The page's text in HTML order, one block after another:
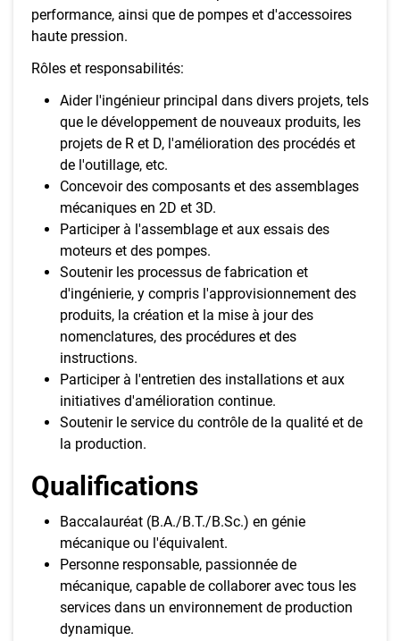
performance, ainsi que de pompes et d'accessoires
haute pression.
Rôles et responsabilités:
Aider l'ingénieur principal dans divers projets, tels
que le développement de nouveaux produits, les
projets de R et D, l'amélioration des procédés et
de l'outillage, etc.
Concevoir des composants et des assemblages
mécaniques en 2D et 3D.
Participer à l'assemblage et aux essais des
moteurs et des pompes.
Soutenir les processus de fabrication et
d'ingénierie, y compris l'approvisionnement des
produits, la création et la mise à jour des
nomenclatures, des procédures et des
instructions.
Participer à l'entretien des installations et aux
initiatives d'amélioration continue.
Soutenir le service du contrôle de la qualité et de
la production.
Qualifications
Baccalauréat (B.A./B.T./B.Sc.) en génie
mécanique ou l'équivalent.
Personne responsable, passionnée de
mécanique, capable de collaborer avec tous les
services dans un environnement de production
dynamique.